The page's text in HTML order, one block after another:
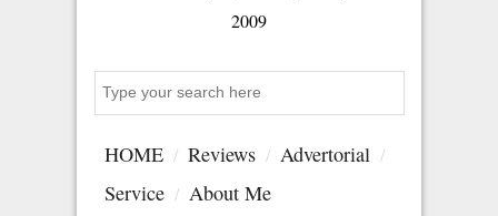
2009
HOME Reviews
Advertorial
Service
About Me